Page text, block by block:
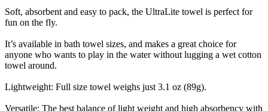
Soft, absorbent and easy to pack, the UltraLite towel is perfect for
fun on the fly.
It’s available in bath towel sizes, and makes a great choice for
anyone who wants to play in the water without lugging a wet cotton
towel around.
Lightweight: Full size towel weighs just 3.1 oz (89g).
Versatile: The best balance of light weight and high absorbency with